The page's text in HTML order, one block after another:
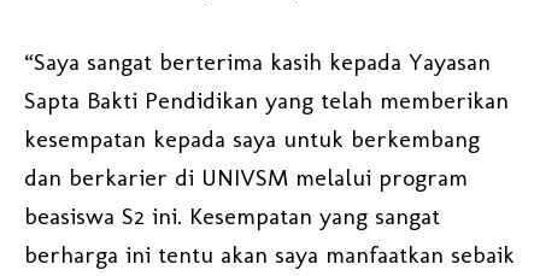
“Saya sangat berterima kasih kepada Yayasan
Sapta Bakti Pendidikan yang telah memberikan
kesempatan kepada saya untuk berkembang
dan berkarier di UNIVSM melalui program
beasiswa S2 ini. Kesempatan yang sangat
berharga ini tentu akan saya manfaatkan sebaik